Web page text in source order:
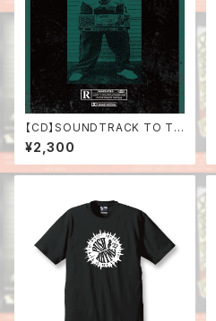
【CD】SOUNDTRACK TO TH
E DOBBBIDEO
¥2,300